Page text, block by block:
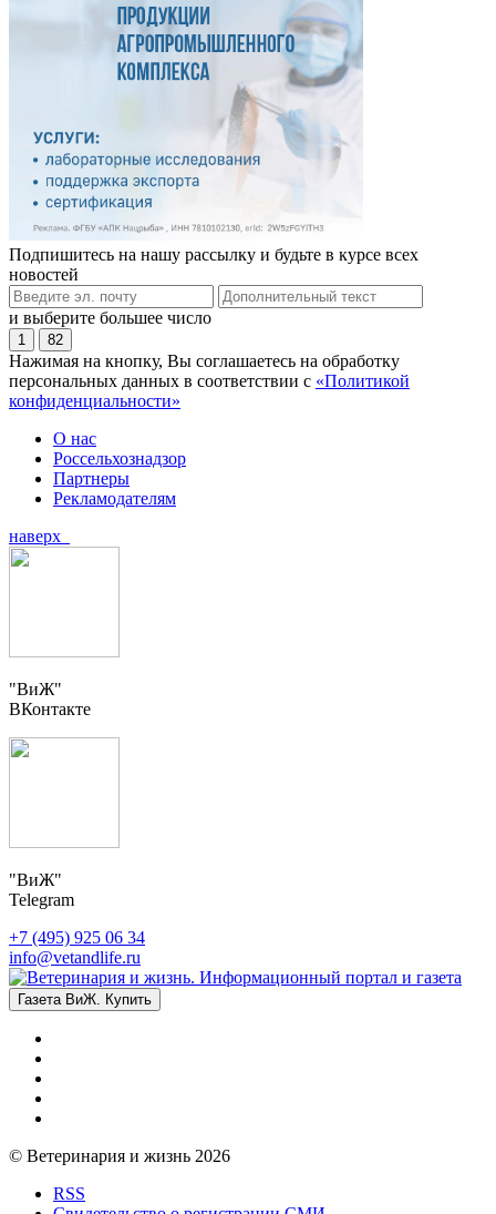
Подпишитесь на нашу рассылку и будьте в курсе всех
новостей
и выберите большее число
1 82
Нажимая на кнопку, Вы соглашаетесь на обработку
персональных данных в соответствии с «Политикой
конфиденциальности»
О нас
Россельхознадзор
Партнеры
Рекламодателям
наверх
"ВиЖ"
ВКонтакте
"ВиЖ"
Telegram
+7 (495) 925 06 34
info@vetandlife.ru
Газета ВиЖ. Купить
© Ветеринария и жизнь 2026
RSS